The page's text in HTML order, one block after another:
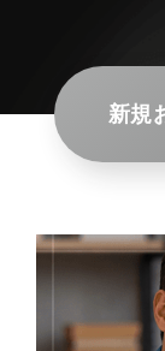
新規